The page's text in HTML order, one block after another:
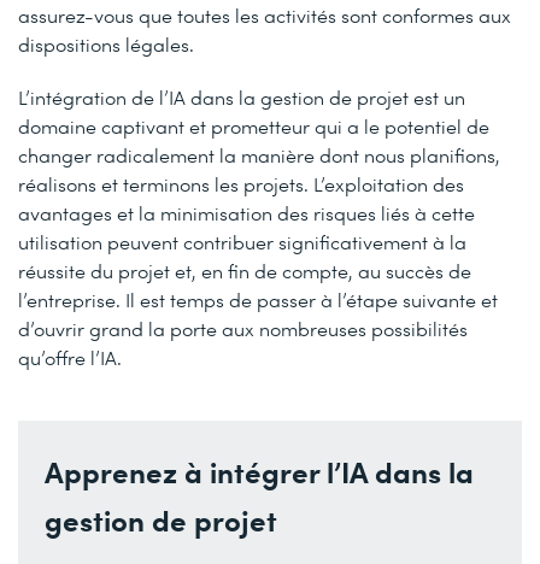
assurez-vous que toutes les activités sont conformes aux
dispositions légales.
L’intégration de l’IA dans la gestion de projet est un
domaine captivant et prometteur qui a le potentiel de
changer radicalement la manière dont nous planifions,
réalisons et terminons les projets. L’exploitation des
avantages et la minimisation des risques liés à cette
utilisation peuvent contribuer significativement à la
réussite du projet et, en fin de compte, au succès de
l’entreprise. Il est temps de passer à l’étape suivante et
d’ouvrir grand la porte aux nombreuses possibilités
qu’offre l’IA.
Apprenez à intégrer l’IA dans la
gestion de projet